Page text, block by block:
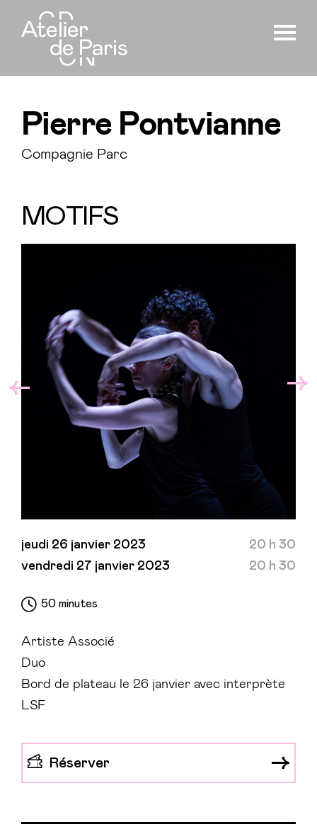
Pierre Pontvianne
Compagnie Parc
MOTIFS
jeudi 26 janvier 2023
20 h 30
vendredi 27 janvier 2023
20 h 30
50 minutes
Artiste Associé
Duo
Bord de plateau le 26 janvier avec interprète
LSF
Réserver